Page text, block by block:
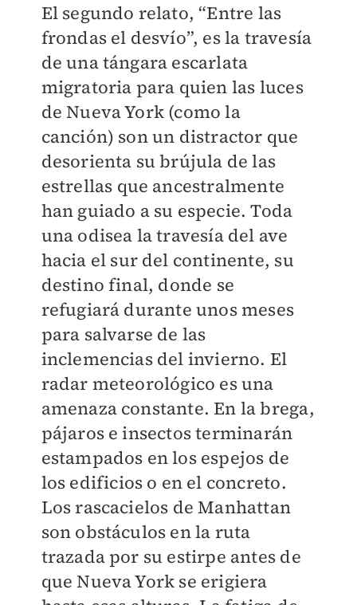
El segundo relato, “Entre las
frondas el desvío”, es la travesía
de una tángara escarlata
migratoria para quien las luces
de Nueva York (como la
canción) son un distractor que
desorienta su brújula de las
estrellas que ancestralmente
han guiado a su especie. Toda
una odisea la travesía del ave
hacia el sur del continente, su
destino final, donde se
refugiará durante unos meses
para salvarse de las
inclemencias del invierno. El
radar meteorológico es una
amenaza constante. En la brega,
pájaros e insectos terminarán
estampados en los espejos de
los edificios o en el concreto.
Los rascacielos de Manhattan
son obstáculos en la ruta
trazada por su estirpe antes de
que Nueva York se erigiera